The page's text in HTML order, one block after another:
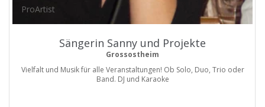
ProArtist
Sängerin Sanny und Projekte
Grossostheim
Vielfalt und Musik für alle Veranstaltungen! Ob Solo, Duo, Trio oder
Band. DJ und Karaoke